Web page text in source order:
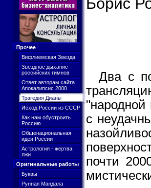
Прочее
Вифлиемская Звезда
Звездное дыхание
российских гимнов
Ответ авторам сайта
Апокалипсис 2000
Трагедия Дианы
Исход России из СССР
Как нам обустроить
Россию
Общенациональная
идея России
Астрология - жертва
лжи
Оригинальные работы
Буквы
Рунная Мандала
Два с
с
почти